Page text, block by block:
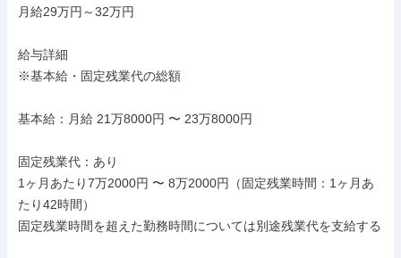
月給29万円～32万円
給与詳細
※基本給・固定残業代の総額
基本給：月給 21万8000円 〜 23万8000円
固定残業代：あり
1ヶ月あたり7万2000円 〜 8万2000円（固定残業時間：1ヶ月あ
たり42時間）
固定残業時間を超えた勤務時間については別途残業代を支給する